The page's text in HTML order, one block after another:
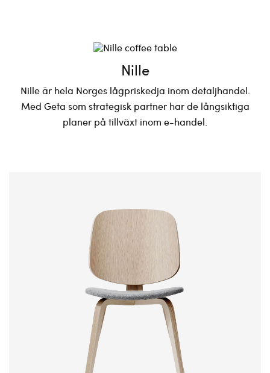
Nille
Nille är hela Norges lågpriskedja inom detaljhandel.
Med Geta som strategisk partner har de långsiktiga
planer på tillväxt inom e-handel.